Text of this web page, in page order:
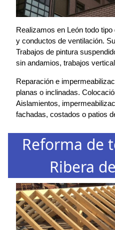
Realizamos en León todo
y conductos de ventilación.
Trabajos de pintura
sin andamios, trabajos
Reparación e
planas o inclinadas.
Aislamientos,
fachadas, costados o patios
Reforma de
Ribera